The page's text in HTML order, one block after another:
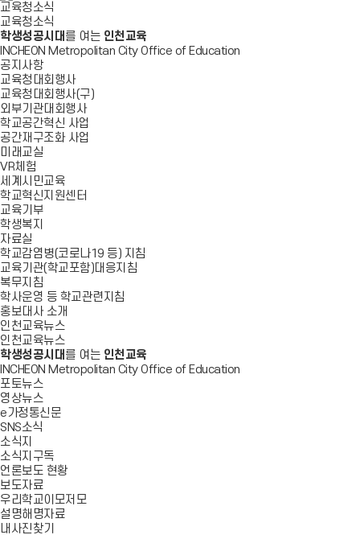
교육청소식
교육청소식
학생성공시대 를 여는 인천교육
INCHEON Metropolitan City Office of Education
공지사항
교육청대회행사
교육청대회행사(구)
외부기관대회행사
학교공간혁신 사업
공간재구조화 사업
미래교실
VR체험
세계시민교육
학교혁신지원센터
교육기부
학생복지
자료실
학교감염병(코로나19 등) 지침
교육기관(학교포함)대응지침
복무지침
학사운영 등 학교관련지침
홍보대사 소개
인천교육뉴스
인천교육뉴스
학생성공시대 를 여는 인천교육
INCHEON Metropolitan City Office of Education
포토뉴스
영상뉴스
e가정통신문
SNS소식
소식지
소식지구독
언론보도 현황
보도자료
우리학교이모저모
설명해명자료
내사진찾기